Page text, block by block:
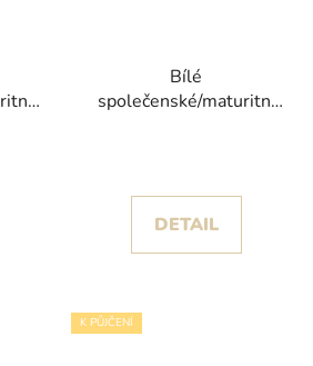
Bílé
společenské/maturitní
DETAIL
K PŮJČENÍ